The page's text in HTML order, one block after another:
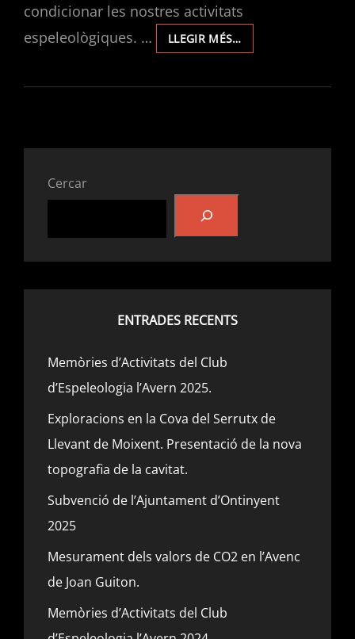
condicionar les nostres activitats
espeleològiques. …
LLEGIR MÉS…
EN
2020
Cercar
ENTRADES RECENTS
Memòries d’Activitats del Club
d’Espeleologia l’Avern 2025.
Exploracions en la Cova del Serrutx de
Llevant de Moixent. Presentació de la nova
topografia de la cavitat.
Subvenció de l’Ajuntament d’Ontinyent
2025
Mesurament dels valors de CO2 en l’Avenc
de Joan Guiton.
Memòries d’Activitats del Club